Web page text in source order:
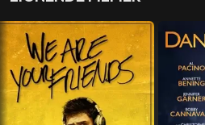
MANUS
Ben Ripley
LAND
Canada,USA